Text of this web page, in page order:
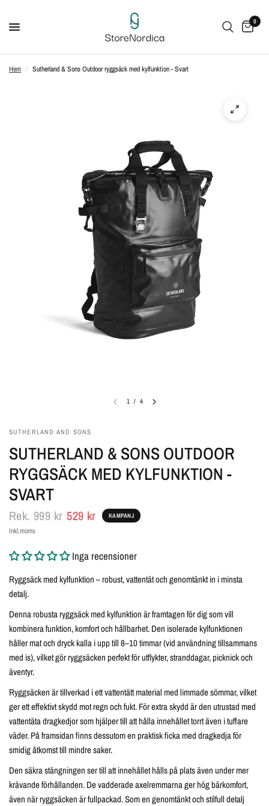
0
Hem / Sutherland & Sons Outdoor ryggsäck med kylfunktion - Svart
1 / 4
SUTHERLAND AND SONS
SUTHERLAND & SONS OUTDOOR
RYGGSÄCK MED KYLFUNKTION -
SVART
Rek. 999 kr 529 kr KAMPANJ
Inkl.moms
Inga recensioner
Ryggsäck med kylfunktion – robust, vattentät och genomtänkt in i minsta
detalj.
Denna robusta ryggsäck med kylfunktion är framtagen för dig som vill
kombinera funktion, komfort och hållbarhet. Den isolerade kylfunktionen
håller mat och dryck kalla i upp till 8–10 timmar (vid användning tillsammans
med is), vilket gör ryggsäcken perfekt för utflykter, stranddagar, picknick och
äventyr.
Ryggsäcken är tillverkad i ett vattentätt material med limmade sömmar, vilket
ger ett effektivt skydd mot regn och fukt. För extra skydd är den utrustad med
vattentäta dragkedjor som hjälper till att hålla innehållet torrt även i tuffare
väder. På framsidan finns dessutom en praktisk ficka med dragkedja för
smidig åtkomst till mindre saker.
Den säkra stängningen ser till att innehållet hålls på plats även under mer
krävande förhållanden. De vadderade axelremmarna ger hög bärkomfort,
även när ryggsäcken är fullpackad. Som en genomtänkt och stilfull detalj